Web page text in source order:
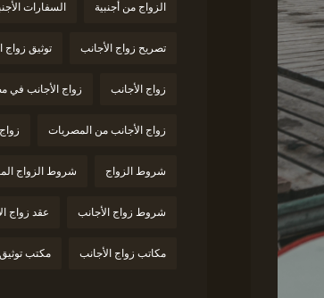
الزواج من أجنبية السفارات
تصريح زواج الأجانب توثيق زواج
زواج الأجانب زواج الأجانب في
زواج الأجانب من المصريات
شروط الزواج شروط الزواج
شروط زواج الأجانب عقد زواج
مكاتب زواج الأجانب مكتب